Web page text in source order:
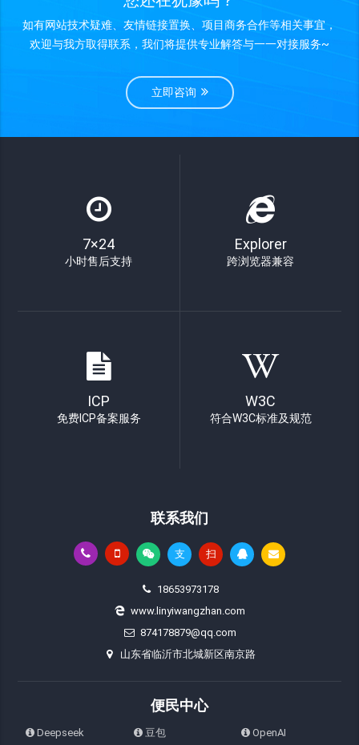
如有网站技术疑难、友情链接置换、项目商务合作等相关事宜，
欢迎与我方取得联系，我们将提供专业解答与一一对接服务~
立即咨询
7×24
小时售后支持
Explorer
跨浏览器兼容
ICP
免费ICP备案服务
W3C
符合W3C标准及规范
联系我们
支 扫
18653973178
www.linyiwangzhan.com
874178879@qq.com
山东省临沂市北城新区南京路
便民中心
Deepseek 豆包
OpenAI